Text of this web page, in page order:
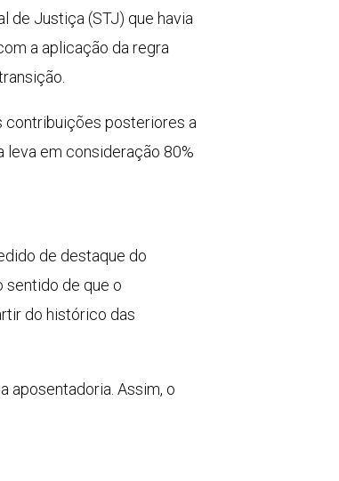
de Justiça (STJ) que havia
a aplicação da regra
contribuições posteriores a
leva em consideração 80%
de destaque do
sentido de que o
do histórico das
aposentadoria. Assim, o